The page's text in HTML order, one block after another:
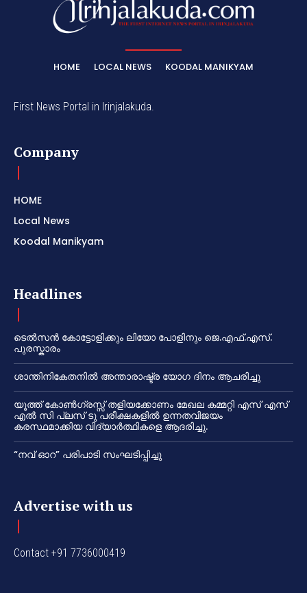
HOME LOCAL NEWS KOODAL MANIKYAM
First News Portal in Irinjalakuda.
Company
HOME
Local News
Koodal Manikyam
Headlines
ടെൽസൻ കോട്ടോളിക്കും ലിയോ പോളിനും ജെ.എഫ്.എസ്.
പുരസ്കാരം
ശാന്തിനികേതനിൽ അന്താരാഷ്ട്ര യോഗ ദിനം ആചരിച്ചു
യൂത്ത് കോൺഗ്രസ്സ് തളിയക്കോണം മേഖല കമ്മറ്റി എസ് എസ്
എൽ സി പ്ലസ് ടു പരീക്ഷകളിൽ ഉന്നതവിജയം
കരസ്ഥമാക്കിയ വിദ്യാർത്ഥികളെ ആദരിച്ചു.
“നവ് ഓറ” പരിപാടി സംഘടിപ്പിച്ചു
Advertise with us
Contact +91 7736000419